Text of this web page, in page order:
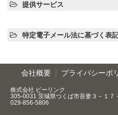
提供サービス
特定電子メール法に基づく表
会社概要 プライバシーポ
株式会社 ビーリンク
305-0031 茨城県つくば市吾妻３－１
029-856-5806